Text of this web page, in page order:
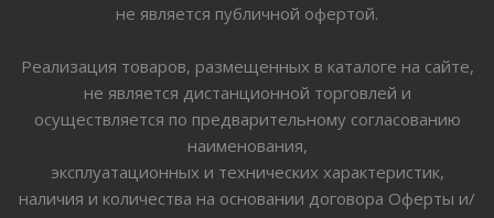
не является публичной офертой.
Реализация товаров, размещенных в каталоге на сайте,
не является дистанционной торговлей и
осуществляется по предварительному согласованию
наименования,
эксплуатационных и технических характеристик,
наличия и количества на основании договора Оферты и/